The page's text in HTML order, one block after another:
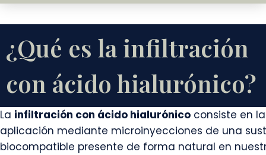
¿Qué es la infiltración
con ácido hialurónico?
La infiltración con ácido hialurónico consiste en la
aplicación mediante microinyecciones de una
biocompatible presente de forma natural en